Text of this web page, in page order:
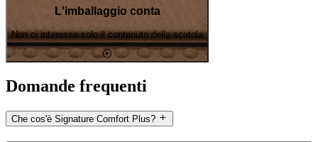
L'imballaggio conta
Non ci interessa solo il contenuto della scatola
Domande frequenti
Che cos'è Signature Comfort Plus?